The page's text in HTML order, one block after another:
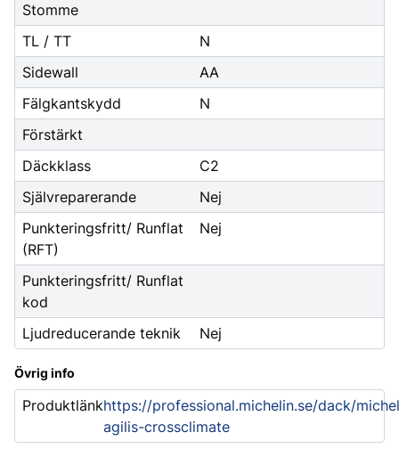
Stomme
TL / TT
N
Sidewall
AA
Fälgkantskydd
N
Förstärkt
Däckklass
C2
Självreparerande
Nej
Punkteringsfritt/ Runflat
(RFT)
Nej
Punkteringsfritt/ Runflat
kod
Ljudreducerande teknik
Nej
Övrig info
Produktlänkhttps://professional.michelin.se/dack/
agilis-crossclimate